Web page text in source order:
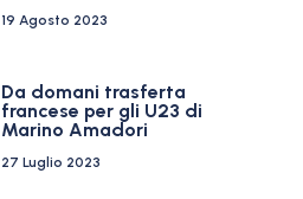
19 Agosto 2023
Da domani trasferta
francese per gli U23 di
Marino Amadori
27 Luglio 2023